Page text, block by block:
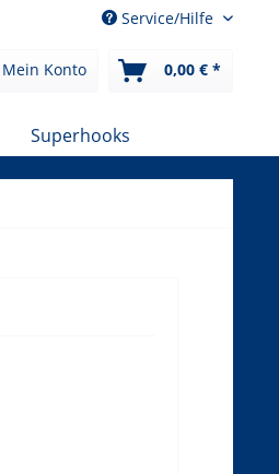
Service/Hilfe
Mein Konto 0,00 € *
Superhooks